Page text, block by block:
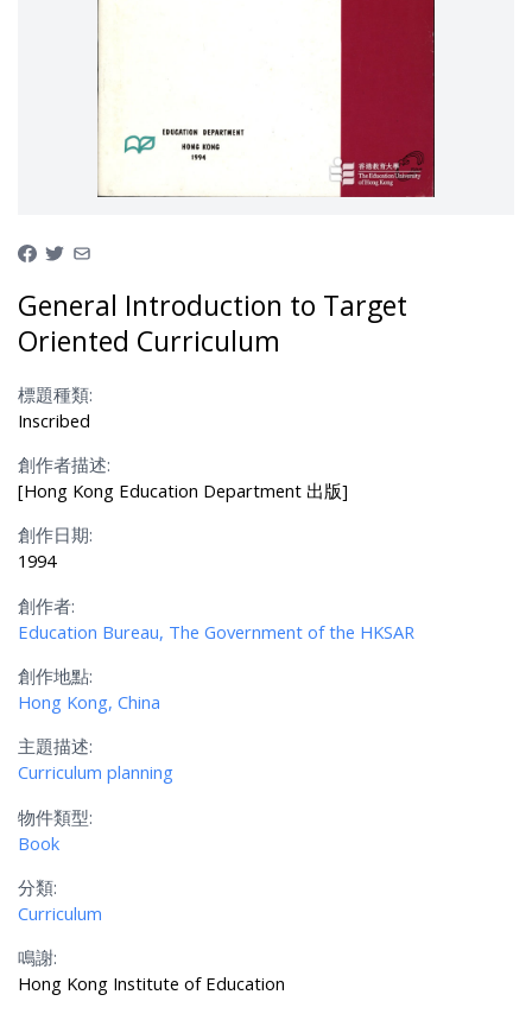
General Introduction to Target
Oriented Curriculum
標題種類:
Inscribed
創作者描述:
[Hong Kong Education Department 出版]
創作日期:
1994
創作者:
Education Bureau, The Government of the HKSAR
創作地點:
Hong Kong, China
主題描述:
Curriculum planning
物件類型:
Book
分類:
Curriculum
鳴謝:
Hong Kong Institute of Education